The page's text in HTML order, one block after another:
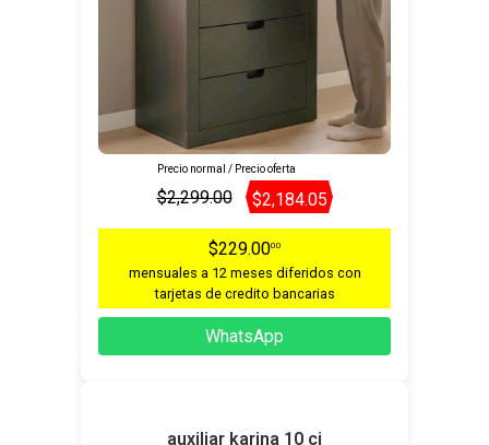
Precio normal / Precio oferta
$2,299.00 $2,184.05
$229.0000
mensuales a 12 meses diferidos con
tarjetas de credito bancarias
WhatsApp
auxiliar karina 10 cj